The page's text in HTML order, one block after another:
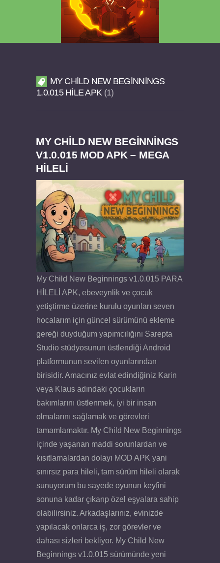
Dream Road Multiplayer v1.4.2 PARA HİLELİ
Felix the Reaper v1.25 FULL APK
MY CHILD NEW BEGINNINGS
1.0.015 HILE APK 1
MY CHILD NEW BEGINNINGS
V1.0.015 MOD APK – MEGA
HİLELİ
My Child New Beginnings v1.0.015 PARA
HİLELİ APK, ebeveynlik ve çocuk
yetiştirme üzerine kurulu oyunları seven
hocalarım için güncel sürümünü ekleme
gereği duyduğum yapımcılığını Sarepta
Studio stüdyosunun üstlendiği Android
platformunun sevilen oyunlarından
birisidir. Amacınız evlat edindiğiniz Karin
veya Klaus adındaki çocukların
bakımlarını üstlenmek, iyi bir insan
olmalarını sağlamak ve görevleri
tamamlamaktır. My Child New Beginnings
içinde yaşanan maddi sorunlardan ve
kısıtlamalardan dolayı MOD APK yani
sınırsız para hileli, tam sürüm hileli olarak
sunuyorum bu sayede oyunun keyfini
sonuna kadar çıkarıp özel eşyalara sahip
olabilirsiniz. Arkadaşlarınız, evinizde
yapılacak onlarca iş, zor görevler ve
dahası sizleri bekliyor. My Child New
Beginnings v1.0.015 sürümünde yeni